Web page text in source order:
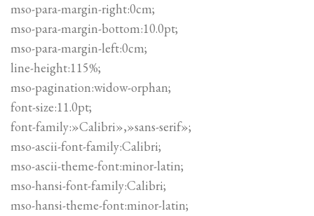
mso-para-margin-right:0cm;
mso-para-margin-bottom:10.0pt;
mso-para-margin-left:0cm;
line-height:115%;
mso-pagination:widow-orphan;
font-size:11.0pt;
font-family:»Calibri»,»sans-serif»;
mso-ascii-font-family:Calibri;
mso-ascii-theme-font:minor-latin;
mso-hansi-font-family:Calibri;
mso-hansi-theme-font:minor-latin;